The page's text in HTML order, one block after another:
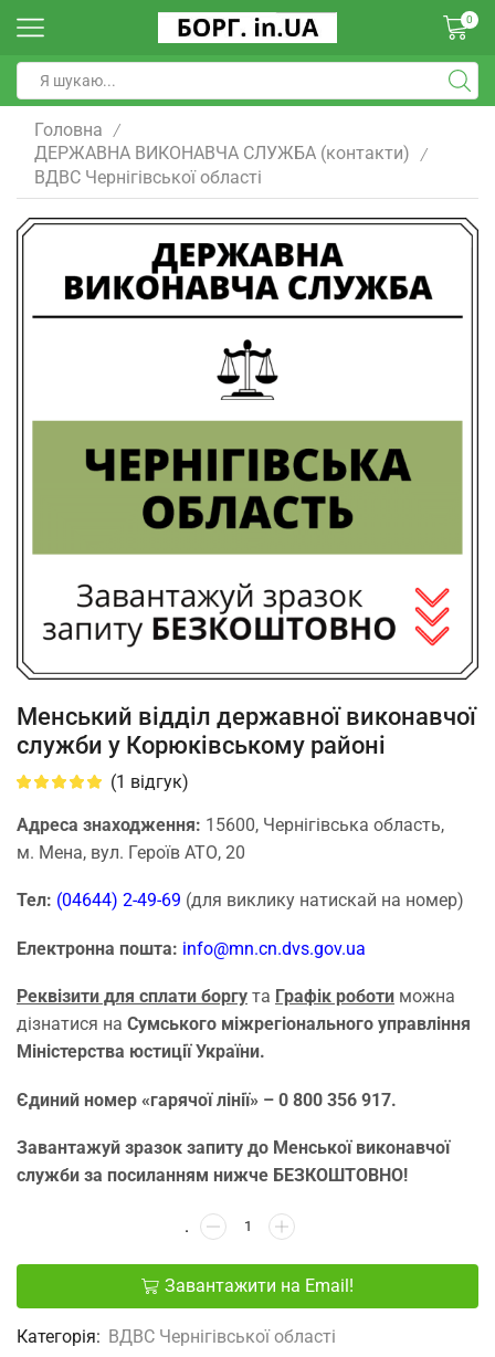
0
Головна /
ДЕРЖАВНА ВИКОНАВЧА СЛУЖБА (контакти) /
ВДВС Чернігівської області
Менський відділ державної виконавчої
служби у Корюківському районі
(1 відгук)
Адреса знаходження: 15600, Чернігівська область,
м. Мена, вул. Героїв АТО, 20
Тел: (04644) 2-49-69 (для виклику натискай на номер)
Електронна пошта: info@mn.cn.dvs.gov.ua
Реквізити для сплати боргу та Графік роботи можна
дізнатися на Сумського міжрегіонального управління
Міністерства юстиції України.
Єдиний номер «гарячої лінії» – 0 800 356 917.
Завантажуй зразок запиту до Менської виконавчої
служби за посиланням нижче БЕЗКОШТОВНО!
Завантажити на Email!
Категорія: ВДВС Чернігівської області